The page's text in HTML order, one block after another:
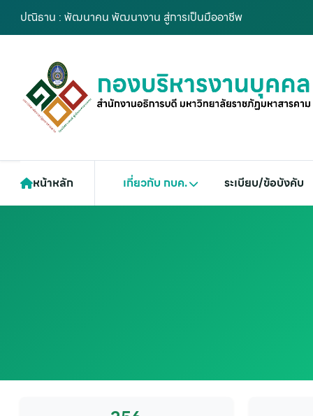
ปณิธาน : พัฒนาคน พัฒนางาน สู่การเป็นมืออาชีพ
หน้าหลัก เกี่ยวกับ กบค. ระเบียบ/ข้อบังคับ